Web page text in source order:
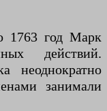
1763 год Марк
действий.
неоднократно
занимали